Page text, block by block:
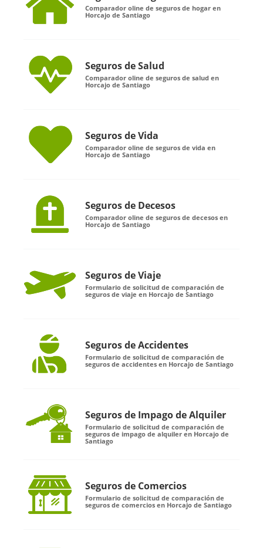
Comparador oline de seguros de hogar en
Horcajo de Santiago
Seguros de Salud
Comparador oline de seguros de salud en
Horcajo de Santiago
Seguros de Vida
Comparador oline de seguros de vida en
Horcajo de Santiago
Seguros de Decesos
Comparador oline de seguros de decesos en
Horcajo de Santiago
Seguros de Viaje
Formulario de solicitud de comparación de
seguros de viaje en Horcajo de Santiago
Seguros de Accidentes
Formulario de solicitud de comparación de
seguros de accidentes en Horcajo de Santiago
Seguros de Impago de Alquiler
Formulario de solicitud de comparación de
seguros de impago de alquiler en Horcajo de
Santiago
Seguros de Comercios
Formulario de solicitud de comparación de
seguros de comercios en Horcajo de Santiago